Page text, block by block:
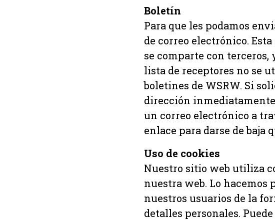
Boletín
Para que les podamos
de correo electrónico.
se comparte con
lista de receptores no se
boletines de WSRW. Si
dirección
un correo electrónico a
enlace para darse de baja
Uso de cookies
Nuestro sitio web utiliza
nuestra web. Lo hacemos
nuestros usuarios de la
detalles personales.